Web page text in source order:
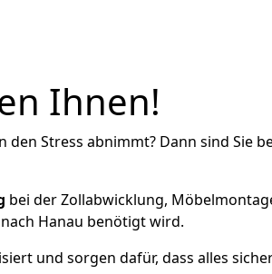
Ihnen!
den Stress abnimmt? Dann sind Sie
bei der Zollabwicklung,
Hanau benötigt wird.
und sorgen dafür, dass alles